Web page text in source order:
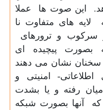
این صوت ها عملا
های متفاوت نا
سرکوب و ترورهای
بصورت پیچیده ای
نشان می دهند
امنیتی و
میان رفته و یا بشدت
آنها بصورت شبکه